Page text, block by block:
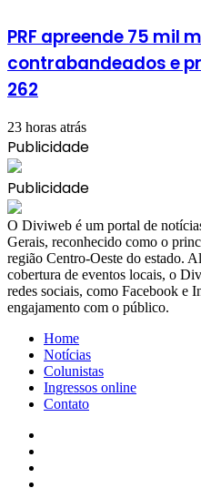
PRF apreende 75 mil
contrabandeados e
262
23 horas atrás
Publicidade
Publicidade
​O Diviweb é um portal de
Gerais, reconhecido como o
região Centro-Oeste do estado.
cobertura de eventos locais, o
redes sociais, como Facebook e
engajamento com o público.
Home
Notícias
Colunistas
Ingressos online
Contato